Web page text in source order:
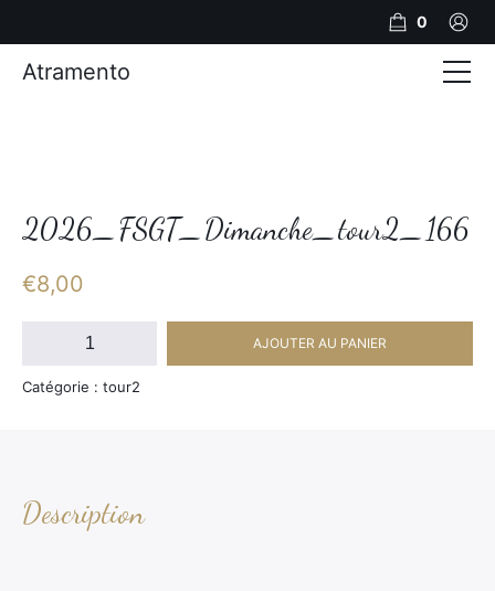
2026_FSGT_Dimanche_tour2_166
€8,00
quantité
2026_FSGT_Dimanche_tour2_166
AJOUTER AU PANIER
Catégorie : tour2
Description
0
Atramento
Photos